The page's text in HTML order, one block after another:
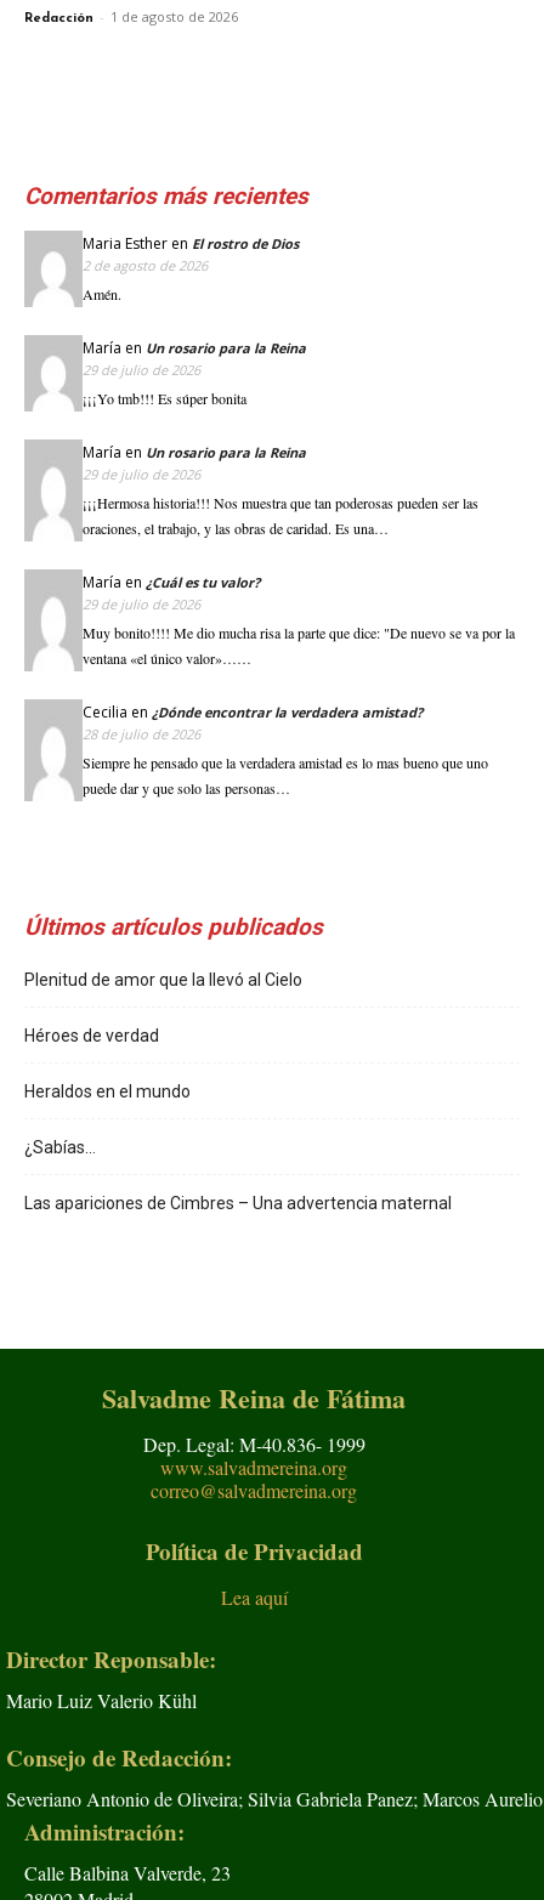
Redacción - 1 de agosto de 2026
Comentarios más recientes
Maria Esther en El rostro de Dios
2 de agosto de 2026
Amén.
María en Un rosario para la Reina
29 de julio de 2026
¡¡¡Yo tmb!!! Es súper bonita
María en Un rosario para la Reina
29 de julio de 2026
¡¡¡Hermosa historia!!! Nos muestra que tan poderosas pueden ser las
oraciones, el trabajo, y las obras de caridad. Es una…
María en ¿Cuál es tu valor?
29 de julio de 2026
Muy bonito!!!! Me dio mucha risa la parte que dice: "De nuevo se va por la
ventana «el único valor»……
Cecilia en ¿Dónde encontrar la verdadera amistad?
28 de julio de 2026
Siempre he pensado que la verdadera amistad es lo mas bueno que uno
puede dar y que solo las personas…
Últimos artículos publicados
Plenitud de amor que la llevó al Cielo
Héroes de verdad
Heraldos en el mundo
¿Sabías…
Las apariciones de Cimbres – Una advertencia maternal
Salvadme Reina de Fátima
Dep. Legal: M-40.836- 1999
www.salvadmereina.org
correo@salvadmereina.org
Política de Privacidad
Lea aquí
Director Reponsable:
Mario Luiz Valerio Kühl
Consejo de Redacción:
Severiano Antonio de Oliveira; Silvia Gabriela Panez; Marcos
Administración:
Calle Balbina Valverde, 23